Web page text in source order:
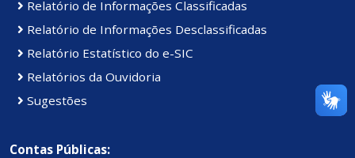
Relatório de Informações Classificadas
Relatório de Informações Desclassificadas
Relatório Estatístico do e-SIC
Relatórios da Ouvidoria
Sugestões
Contas Públicas: